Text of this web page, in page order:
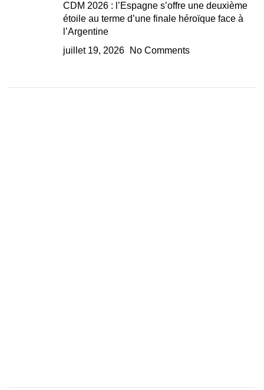
CDM 2026 : l’Espagne s’offre une deuxième
étoile au terme d’une finale héroïque face à
l’Argentine
juillet 19, 2026
No Comments